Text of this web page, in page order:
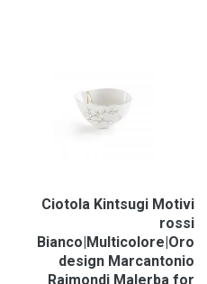
Ciotola Kintsugi Motivi
rossi
Bianco|Multicolore|Oro
design Marcantonio
Raimondi Malerba for